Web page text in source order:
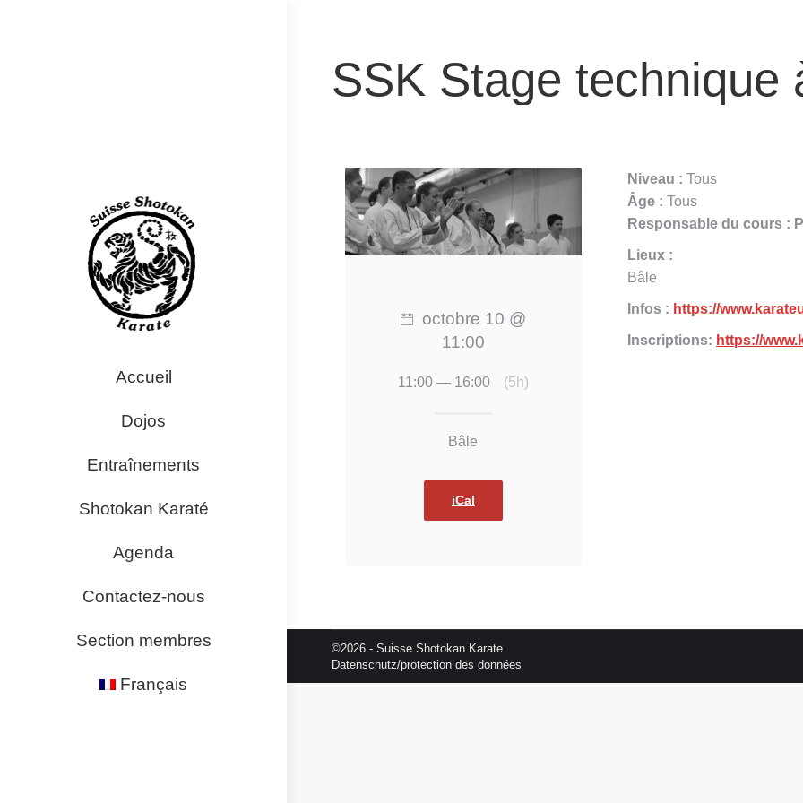
Accueil
Dojos
Entraînements
Shotokan Karaté
Agenda
Contactez-nous
Section membres
Français
SSK Stage technique
Niveau : Tous
Âge : Tous
Responsable du cours :
Lieux :
Bâle
Infos : https://
Inscriptions: https://
octobre 10 @
11:00
11:00 — 16:00 (5h)
Bâle
iCal
©2026 - Suisse Shotokan Karate
Datenschutz/protection des données